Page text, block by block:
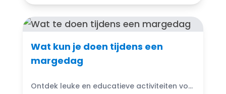
Wat kun je doen tijdens een
margedag
Ontdek leuke en educatieve activiteiten voor margedagen met kinderen. Van musea tot natuuruitjes, vind inspiratie voor een onvergetelijke dag samen.